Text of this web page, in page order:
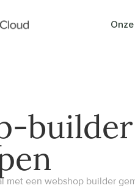
met een webshop builder